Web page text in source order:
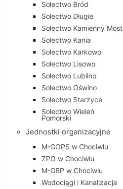
Sołectwo Bród
Sołectwo Długie
Sołectwo Kamienny Most
Sołectwo Kania
Sołectwo Karkowo
Sołectwo Lisowo
Sołectwo Lublino
Sołectwo Oświno
Sołectwo Starzyce
Sołectwo Wieleń
Pomorski
Jednostki organizacyjne
M-GOPS w Chociwlu
ZPO w Chociwlu
M-GBP w Chociwlu
Wodociągi i Kanalizacja